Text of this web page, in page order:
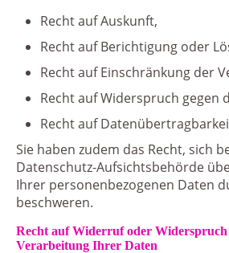
Recht auf Auskunft,
Recht auf Berichtigung oder
Recht auf Einschränkung der
Recht auf Widerspruch gegen
Recht auf
Sie haben zudem das Recht, sich
Datenschutz-Aufsichtsbehörde
Ihrer personenbezogenen Daten
beschweren.
Recht auf Widerruf oder Widerspruch
Verarbeitung Ihrer Daten